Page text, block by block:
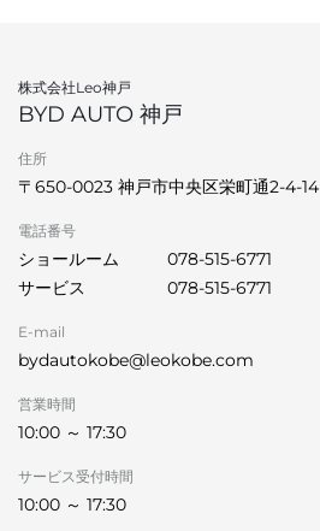
株式会社Leo神戸
BYD AUTO 神戸
住所
〒650-0023 神戸市中央区栄町通2-4-14
電話番号
ショールーム
078-515-6771
サービス
078-515-6771
E-mail
bydautokobe@leokobe.com
営業時間
10:00 ～ 17:30
サービス受付時間
10:00 ～ 17:30